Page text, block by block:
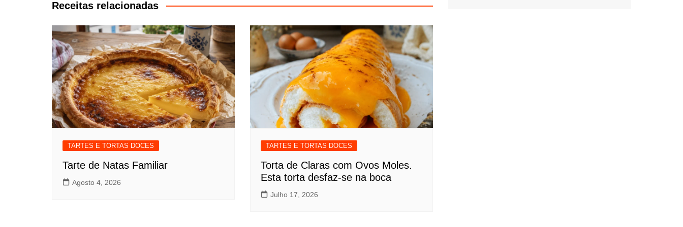
artigos
Receitas relacionadas
TARTES E TORTAS DOCES
Tarte de Natas Familiar
Agosto 4, 2026
TARTES E TORTAS DOCES
Torta de Claras com Ovos Moles.
Esta torta desfaz-se na boca
Julho 17, 2026